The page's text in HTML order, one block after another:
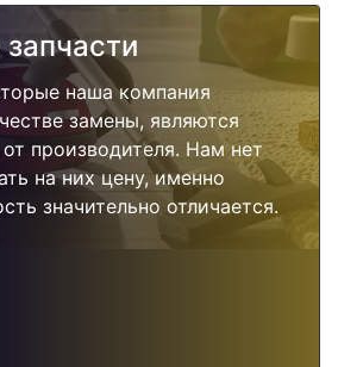
наша компания
замены, являются
производителя. Нам нет
на них цену, именно
значительно отличается.